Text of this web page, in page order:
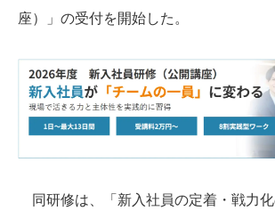
座）」の受付を開始した。
同研修は、「新入社員の定着・戦力